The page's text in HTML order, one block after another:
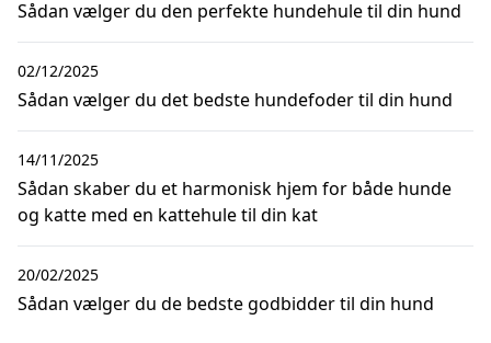
Sådan vælger du den perfekte hundehule til din hund
Sådan vælger du det bedste hundefoder til din hund
02/12/2025
Sådan skaber du et harmonisk hjem for både hunde
og katte med en kattehule til din kat
14/11/2025
Sådan vælger du de bedste godbidder til din hund
20/02/2025